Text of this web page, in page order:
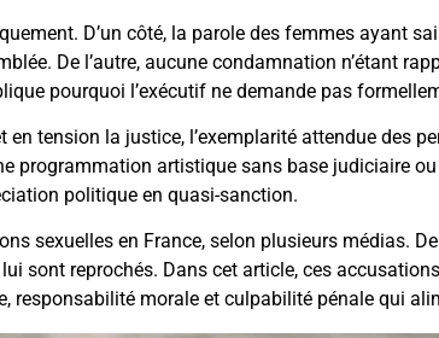
D’un côté, la parole des femmes ayant
De l’autre, aucune condamnation n’étant
pourquoi l’exécutif ne demande pas
tension la justice, l’exemplarité attendue des
programmation artistique sans base judiciaire
politique en quasi-sanction.
sexuelles en France, selon plusieurs médias.
sont reprochés. Dans cet article, ces
responsabilité morale et culpabilité pénale qui